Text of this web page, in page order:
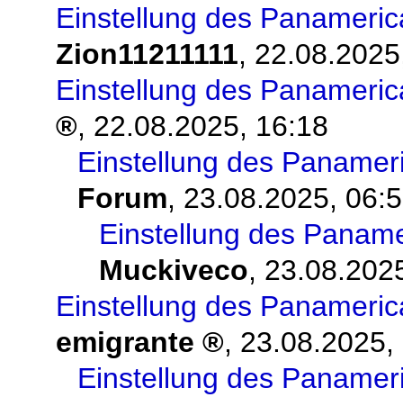
Einstellung des
Zion11211111,
Einstellung des
, 22.08.2025, 16:18
Einstellung des
Forum, 23.08.2025,
Einstellung des
Muckiveco,
Einstellung des
emigrante
, 23.08.2025,
Einstellung des